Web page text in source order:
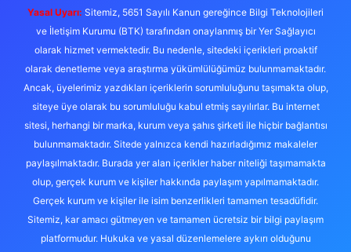
Yasal Uyarı: Sitemiz, 5651 Sayılı Kanun gereğince Bilgi Teknolojileri
ve İletişim Kurumu (BTK) tarafından onaylanmış bir Yer Sağlayıcı
olarak hizmet vermektedir. Bu nedenle, sitedeki içerikleri proaktif
olarak denetleme veya araştırma yükümlülüğümüz bulunmamaktadır.
Ancak, üyelerimiz yazdıkları içeriklerin sorumluluğunu taşımakta olup,
siteye üye olarak bu sorumluluğu kabul etmiş sayılırlar. Bu internet
sitesi, herhangi bir marka, kurum veya şahıs şirketi ile hiçbir bağlantısı
bulunmamaktadır. Sitede yalnızca kendi hazırladığımız makaleler
paylaşılmaktadır. Burada yer alan içerikler haber niteliği taşımamakta
olup, gerçek kurum ve kişiler hakkında paylaşım yapılmamaktadır.
Gerçek kurum ve kişiler ile isim benzerlikleri tamamen tesadüfidir.
Sitemiz, kar amacı gütmeyen ve tamamen ücretsiz bir bilgi paylaşım
platformudur. Hukuka ve yasal düzenlemelere aykırı olduğunu